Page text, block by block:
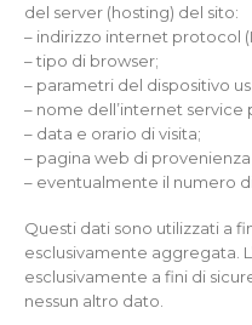
del server (hosting) del sito:
– indirizzo internet protocol
– tipo di browser;
– parametri del dispositivo
– nome dell’internet service
– data e orario di visita;
– pagina web di
– eventualmente il numero
Questi dati sono utilizzati a
esclusivamente aggregata.
esclusivamente a fini di
nessun altro dato.